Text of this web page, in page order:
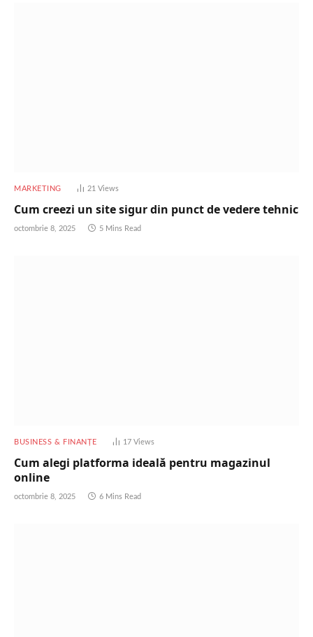
MARKETING 21 Views
Cum creezi un site sigur din punct de vedere tehnic
octombrie 8, 2025 5 Mins Read
BUSINESS & FINANȚE 17 Views
Cum alegi platforma ideală pentru magazinul
online
octombrie 8, 2025 6 Mins Read